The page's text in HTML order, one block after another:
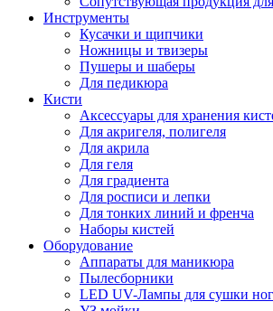
Инструменты
Кусачки и щипчики
Ножницы и твизеры
Пушеры и шаберы
Для педикюра
Кисти
Аксессуары для хранения
Для акригеля, полигеля
Для акрила
Для геля
Для градиента
Для росписи и лепки
Для тонких линий и френча
Наборы кистей
Оборудование
Аппараты для маникюра
Пылесборники
LED UV-Лампы для сушки